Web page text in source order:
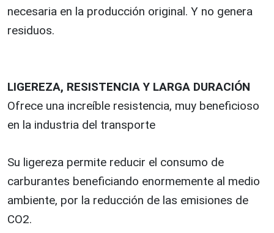
necesaria en la producción original. Y no genera
residuos.
LIGEREZA, RESISTENCIA Y LARGA DURACIÓN
Ofrece una increíble resistencia, muy beneficioso
en la industria del transporte
Su ligereza permite reducir el consumo de
carburantes beneficiando enormemente al medio
ambiente, por la reducción de las emisiones de
CO2.